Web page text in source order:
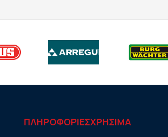
ΠΛΗΡΟΦΟΡΙΕΣΧΡHΣΙΜΑ